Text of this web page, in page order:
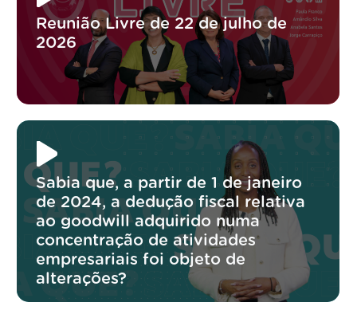
Reunião Livre de 22 de julho de
2026
Sabia que, a partir de 1 de janeiro
de 2024, a dedução fiscal relativa
ao goodwill adquirido numa
concentração de atividades
empresariais foi objeto de
alterações?